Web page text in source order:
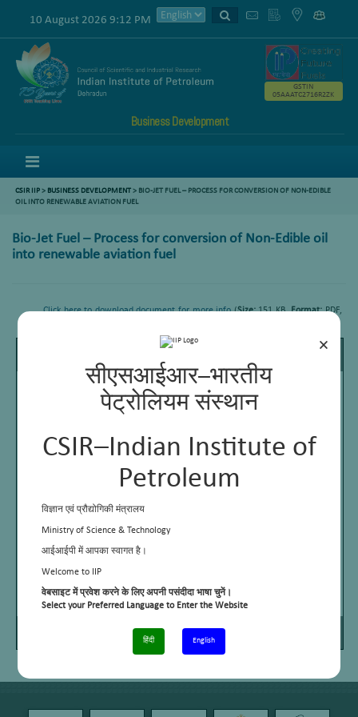
×
सीएसआईआर–भारतीय
पेट्रोलियम संस्थान
CSIR–Indian Institute of
Petroleum
विज्ञान एवं प्रौद्योगिकी मंत्रालय
Ministry of Science & Technology
आईआईपी में आपका स्वागत है।
Welcome to IIP
वेबसाइट में प्रवेश करने के लिए अपनी पसंदीदा भाषा चुनें।
Select your Preferred Language to Enter the Website
हिंदी English
10 August 2026 9:12 PM
Business Development
GSTIN
05AAATC2716R2ZK
CSIR IIP> BUSINESS DEVELOPMENT> BIO-JET FUEL – PROCESS FOR CONVERSION OF NON-EDIBLE
OIL INTO RENEWABLE AVIATION FUEL
Bio-Jet Fuel – Process for conversion of Non-Edible oil
into renewable aviation fuel
Click here to download document for more info(Size:151 KB,Format:PDF,
Zoom100%